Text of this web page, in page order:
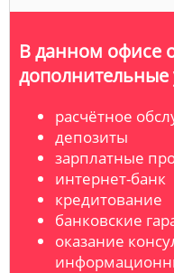
В данном офисе
дополнительные
расчётное
депозиты
зарплатные
интернет-банк
кредитование
банковские
оказание